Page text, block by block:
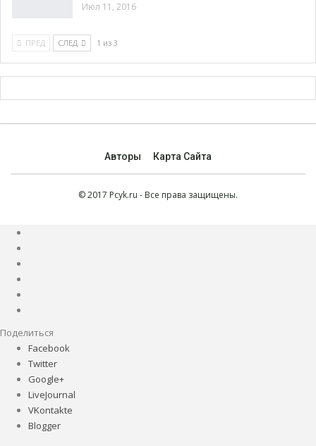
Июл 11, 2016
ПРЕД СЛЕД 1 из 3
Авторы Карта Сайта
© 2017 Pcyk.ru - Все права защищены.
Поделиться
Facebook
Twitter
Google+
LiveJournal
VKontakte
Blogger